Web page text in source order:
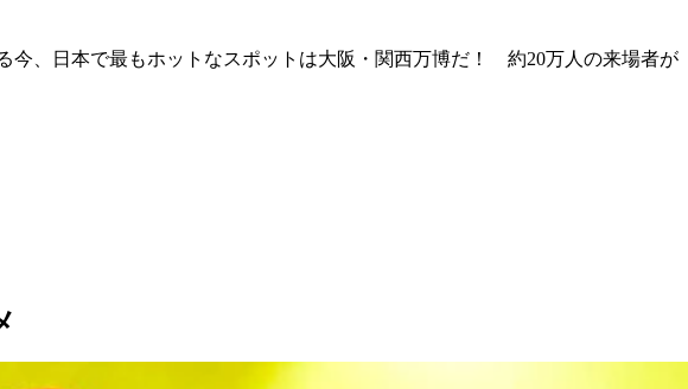
今、日本で最もホットなスポットは大阪・関西万博だ！ 約20万人の来場者が